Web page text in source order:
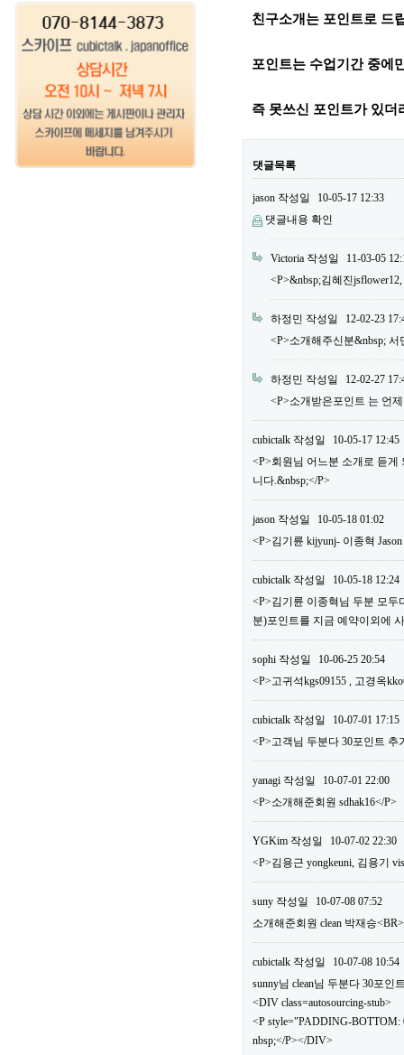
친구소개는 포인트로 드
포인트는 수업기간 중에
즉 못쓰신 포인트가 있더
댓글목록
jason 작성일
10-05-17 12:33
댓글내용 확인
Victoria 작성일
11-03-05
<P>&nbsp;김혜진
하정민 작성일
12-02-23
<P>소개해주신분&nbsp; 서
하정민 작성일
12-02-27
<P>소개받은포인트 는 언
cubictalk 작성일
10-05-17 12:45
<P>회원님 어느분 소개로 듣
니다.&nbsp;</P>
jason 작성일
10-05-18 01:02
<P>김기륜 kijyunj- 이종혁
cubictalk 작성일
10-05-18 12:24
<P>김기륜 이종혁님 두분 모두
분)포인트를 지금 예약이외에
sophi 작성일
10-06-25 20:54
<P>고귀석kgs09155 , 고경옥
cubictalk 작성일
10-07-01 17:15
<P>고객님 두분다 30포인트 추
yanagi 작성일
10-07-01 22:00
<P>소개해준회원 sdhak16</P>
YGKim 작성일
10-07-02 22:30
<P>김용근 yongkeuni, 김용기
suny 작성일
10-07-08 07:52
소개해준회원 clean 박재승
cubictalk 작성일
10-07-08 10:54
sunny님 clean님 두분다 30포
<DIV class=autosourcing-stub>
<P style="PADDING-
nbsp;</P></DIV>